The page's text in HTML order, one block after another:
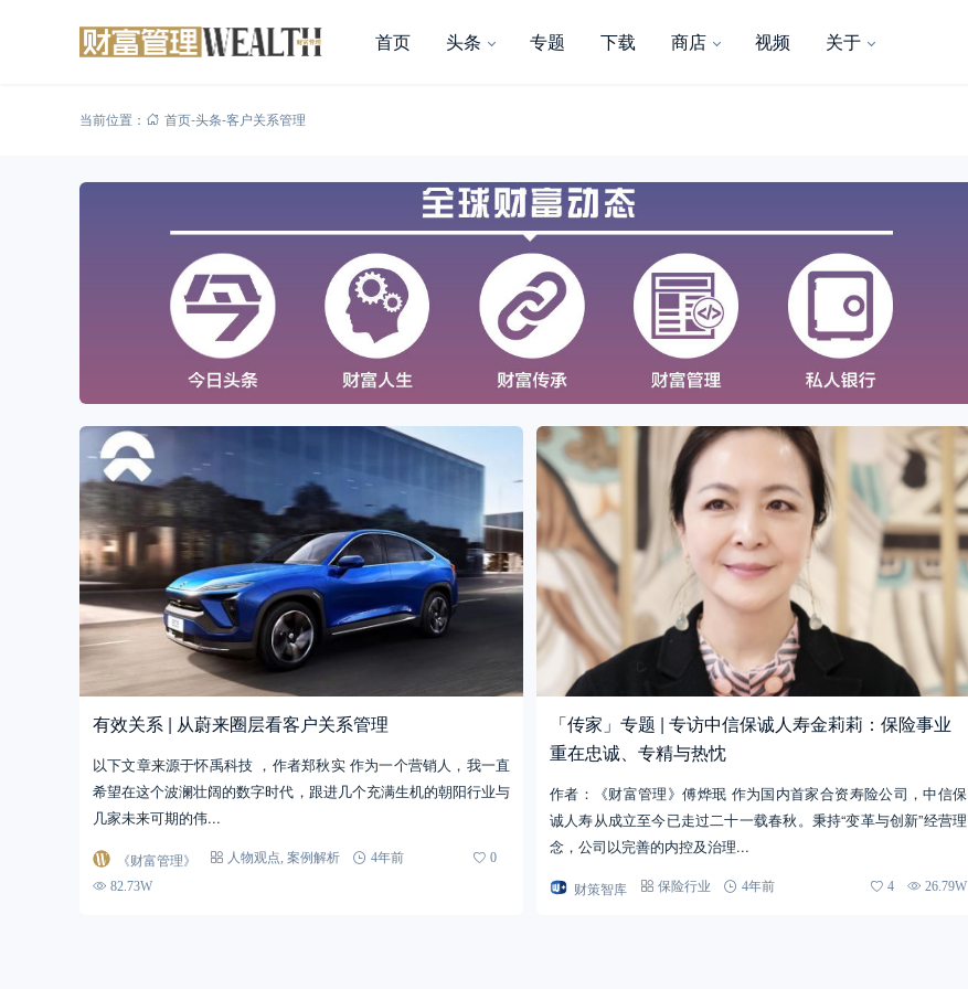
首页 头条 专题 下载 商店 视频 关于
当前位置： 首页-头条-客户关系管理
有效关系 | 从蔚来圈层看客户关系管理
以下文章来源于怀禹科技 ，作者郑秋实 作为一个营销人，我一直
希望在这个波澜壮阔的数字时代，跟进几个充满生机的朝阳行业与
几家未来可期的伟...
《财富管理》 人物观点 案例解析 4年前
0
82.73W
「传家」专题 | 专访中信保诚人寿金莉莉：保险事业
重在忠诚、专精与热忱
作者：《财富管理》傅烨珉 作为国内首家合资寿险公司，中信保
诚人寿从成立至今已走过二十一载春秋。秉持“变革与创新”经营理
念，公司以完善的内控及治理...
财策智库 保险行业 4年前 4 26.79W